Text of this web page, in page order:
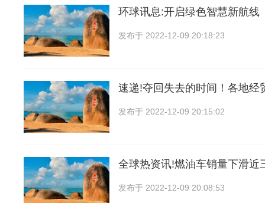
环球讯息:开启绿色智慧新航线
发布于 2022-12-09 20:18:23
速递!夺回失去的时间！各地经
发布于 2022-12-09 20:15:02
全球热资讯!燃油车销量下滑近
发布于 2022-12-09 20:08:53